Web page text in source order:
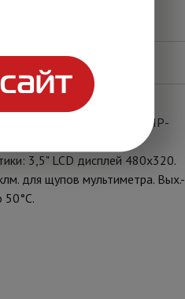
оптических линий, IP-
трассы.
3,5" LCD дисплей 480х320.
для щупов мультиметра. Вых.-
50°С.